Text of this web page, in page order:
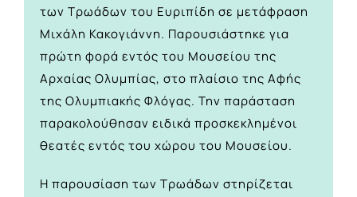
των Τρωάδων του Ευριπίδη σε μετάφραση
Μιχάλη Κακογιάννη. Παρουσιάστηκε για
πρώτη φορά εντός του Μουσείου της
Αρχαίας Ολυμπίας, στο πλαίσιο της Αφής
της Ολυμπιακής Φλόγας. Την παράσταση
παρακολούθησαν ειδικά προσκεκλημένοι
θεατές εντός του χώρου του Μουσείου.
Η παρουσίαση των Τρωάδων στηρίζεται